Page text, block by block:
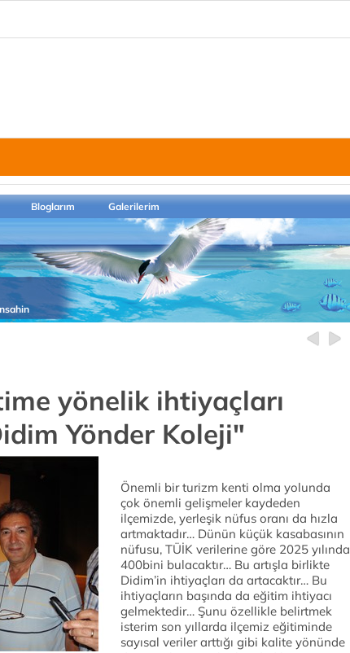
Bloglarım Galerilerim
yönelik ihtiyaçları
Yönder Koleji"
Önemli bir turizm kenti olma yolunda
çok önemli gelişmeler kaydeden
ilçemizde, yerleşik nüfus oranı da hızla
artmaktadır… Dünün küçük kasabasının
nüfusu, TÜİK verilerine göre 2025 yılında
400bini bulacaktır… Bu artışla birlikte
Didim’in ihtiyaçları da artacaktır… Bu
ihtiyaçların başında da eğitim ihtiyacı
gelmektedir… Şunu özellikle belirtmek
isterim son yıllarda ilçemiz eğitiminde
sayısal veriler arttığı gibi kalite yönünde